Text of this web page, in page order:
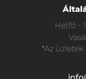
Hétfő -
*Az